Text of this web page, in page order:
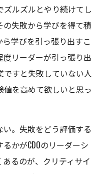
ルズルとやり続けてし
失敗から学びを得て積
学びを引っ張り出すこ
リーダーが引っ張り出
ですと失敗していない人
を高めて欲しいと思っ
。失敗をどう評価する
かがCDOのリーダーシ
るのが、クリティサイ